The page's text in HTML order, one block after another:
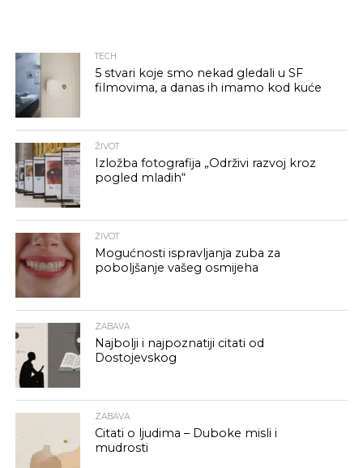
TECH
5 stvari koje smo nekad gledali u SF
filmovima, a danas ih imamo kod kuće
ŽIVOT
Izložba fotografija „Održivi razvoj kroz
pogled mladih“
ŽIVOT
Mogućnosti ispravljanja zuba za
poboljšanje vašeg osmijeha
ZABAVA
Najbolji i najpoznatiji citati od
Dostojevskog
ZABAVA
Citati o ljudima – Duboke misli i
mudrosti